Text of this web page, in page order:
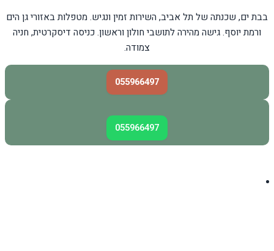
בבת ים, שכנתה של תל אביב, השירות זמין ונגיש. מטפלות באזורי גן הים
ורמת יוסף. גישה מהירה לתושבי חולון וראשון. כניסה דיסקרטית, חניה
צמודה.
055966497
055966497